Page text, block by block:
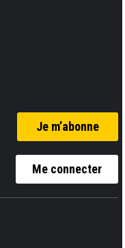
Je m’abonne
Me connecter